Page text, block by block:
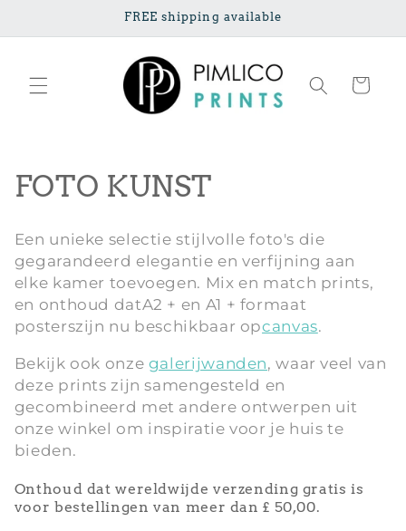
FREE shipping available
C
l
l
e
c
t
i
e
:
FOTO KUNST
Een unieke selectie stijlvolle foto's die
gegarandeerd elegantie en verfijning aan
elke kamer toevoegen. Mix en match prints,
en onthoud datA2 + en A1 + formaat
posterszijn nu beschikbaar opcanvas.
Bekijk ook onze galerijwanden, waar veel van
deze prints zijn samengesteld en
gecombineerd met andere ontwerpen uit
onze winkel om inspiratie voor je huis te
bieden.
Onthoud dat wereldwijde verzending gratis is
voor bestellingen van meer dan £ 50,00.